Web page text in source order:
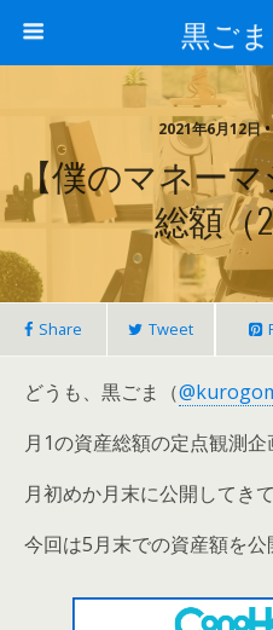
黒ご
2021年6月12日
【僕のマネー
総額（
Share Tweet
どうも、黒ごま（
月1の資産総額の定点観測企
月初めか月末に公開してき
今回は5月末での資産額を公